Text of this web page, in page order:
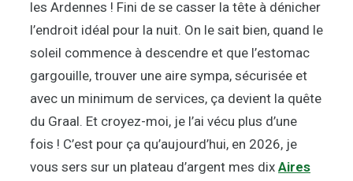
les Ardennes ! Fini de se casser la tête à dénicher
l’endroit idéal pour la nuit. On le sait bien, quand le
soleil commence à descendre et que l’estomac
gargouille, trouver une aire sympa, sécurisée et
avec un minimum de services, ça devient la quête
du Graal. Et croyez-moi, je l’ai vécu plus d’une
fois ! C’est pour ça qu’aujourd’hui, en 2026, je
vous sers sur un plateau d’argent mes dix Aires